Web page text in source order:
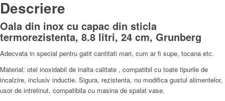
Inductie
Descriere
Oala din inox cu capac din sticla
termorezistenta, 8.8 litri, 24 cm, Grunberg
Adecvata in special pentru gatit cantitati mari, cum ar fi supe, tocana etc.
Material: otel inoxidabil de inalta calitate , compatibil cu toate tipurile de
incalzire, inclusiv inductie. Sigura, rezistenta, nu modifica gustul alimentelor,
usor de intretinut, compatibila cu masina de spalat vase.